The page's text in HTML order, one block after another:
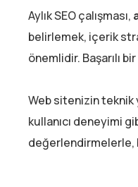
Aylık SEO çalışması,
belirlemek, içerik
önemlidir. Başarılı
Web sitenizin teknik
kullanıcı deneyimi
değerlendirmelerle,